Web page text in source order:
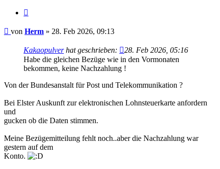
Beitrag
von Herm » 28. Feb 2026, 09:13
Kakaopulverhat geschrieben:
28. Feb 2026, 05:16
Habe die gleichen Bezüge wie in den Vormonaten
bekommen, keine Nachzahlung !
Von der Bundesanstalt für Post und Telekommunikation ?
Bei Elster Auskunft zur elektronischen Lohnsteuerkarte anfordern
und
gucken ob die Daten stimmen.
Meine Bezügemitteilung fehlt noch..aber die Nachzahlung war
gestern auf dem
Konto.